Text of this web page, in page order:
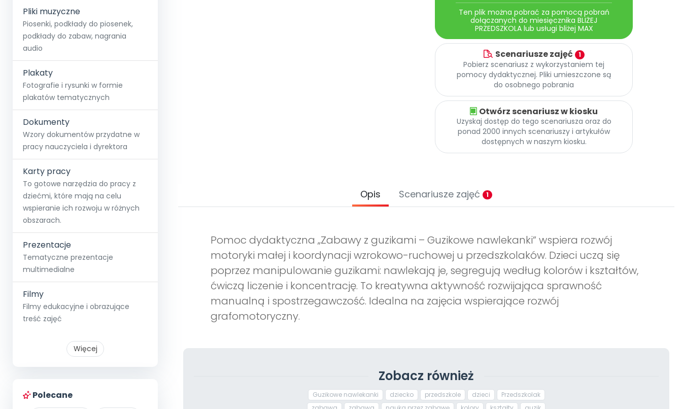
Pliki muzyczne
Piosenki, podkłady do piosenek,
podkłady do zabaw, nagrania
audio
Plakaty
Fotografie i rysunki w formie
plakatów tematycznych
Dokumenty
Wzory dokumentów przydatne w
pracy nauczyciela i dyrektora
Karty pracy
To gotowe narzędzia do pracy z
dziećmi, które mają na celu
wspieranie ich rozwoju w różnych
obszarach.
Prezentacje
Tematyczne prezentacje
multimedialne
Filmy
Filmy edukacyjne i obrazujące
treść zajęć
Więcej
Polecane
Ten plik można pobrać za pomocą pobrań
dołączanych do miesięcznika BLIŻEJ
PRZEDSZKOLA lub usługi bliżej MAX
Scenariusze zajęć 1
Pobierz scenariusz z wykorzystaniem tej
pomocy dydaktycznej. Pliki umieszczone są
do osobnego pobrania
Otwórz scenariusz w kiosku
Uzyskaj dostęp do tego scenariusza oraz do
ponad 2000 innych scenariuszy i artykułów
dostępnych w naszym kiosku.
Opis Scenariusze zajęć 1
Pomoc dydaktyczna „Zabawy z guzikami – Guzikowe nawlekanki” wspiera rozwój
motoryki małej i koordynacji wzrokowo-ruchowej u przedszkolaków. Dzieci uczą się
poprzez manipulowanie guzikami: nawlekają je, segregują według kolorów i kształtów,
ćwiczą liczenie i koncentrację. To kreatywna aktywność rozwijająca sprawność
manualną i spostrzegawczość. Idealna na zajęcia wspierające rozwój
grafomotoryczny.
Zobacz również
Guzikowe nawlekanki dziecko przedszkole dzieci
Przedszkolak